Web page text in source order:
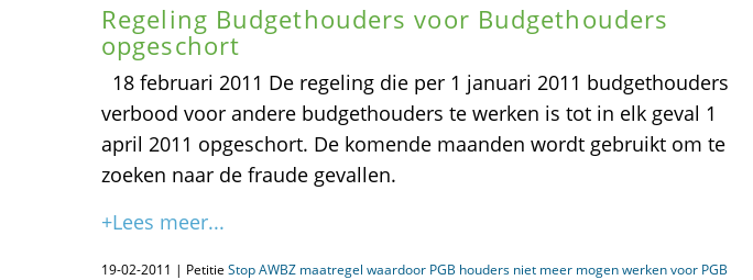
Regeling Budgethouders voor Budgethouders
opgeschort
18 februari 2011 De regeling die per 1 januari 2011 budgethouders
verbood voor andere budgethouders te werken is tot in elk geval 1
april 2011 opgeschort. De komende maanden wordt gebruikt om te
zoeken naar de fraude gevallen.
+Lees meer...
19-02-2011 | Petitie Stop AWBZ maatregel waardoor PGB houders niet meer mogen werken voor PGB